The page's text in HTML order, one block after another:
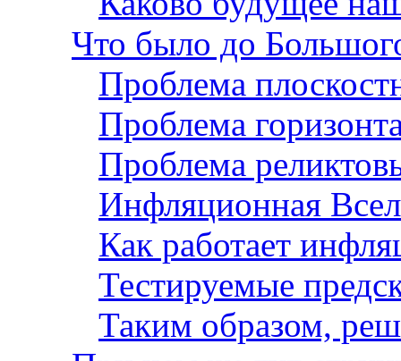
Что было до
Проблема
Проблема
Проблема
Инфляционная
Как работает
Тестируемые
Таким образом,